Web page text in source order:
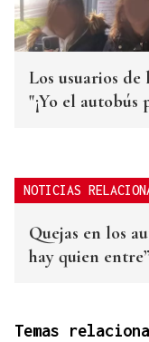
Los usuarios
"¡Yo el autobús
NOTICIAS
Quejas en los
hay quien entre”
Temas